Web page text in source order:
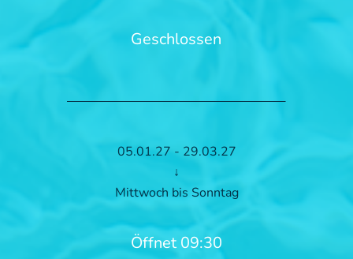
Geschlossen
05.01.27 - 29.03.27
↓
Mittwoch bis Sonntag
Öffnet 09:30